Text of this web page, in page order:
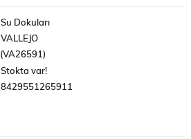
Su Dokuları
VALLEJO
(VA26591)
Stokta var!
8429551265911